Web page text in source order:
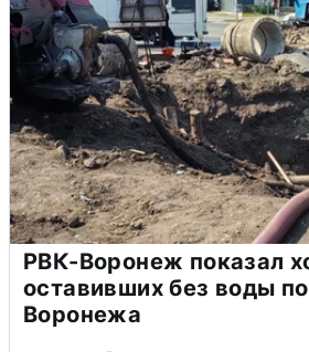
РВК-Воронеж показал
оставивших без воды
Воронежа